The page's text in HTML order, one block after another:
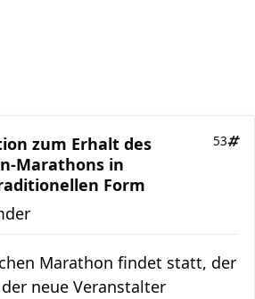
zum Erhalt des
Marathons in
Form
53
Marathon findet statt, der
neue Veranstalter